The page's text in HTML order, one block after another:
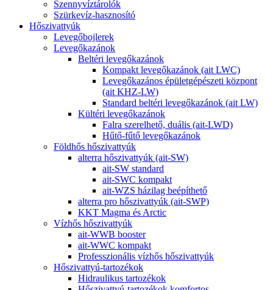
Szennyvíztárolók
Szürkevíz-hasznosító
Hőszivattyúk
Levegőbojlerek
Levegőkazánok
Beltéri levegőkazánok
Kompakt levegőkazánok (ait LWC)
Levegőkazános épületgépészeti központ
(ait KHZ-LW)
Standard beltéri levegőkazánok (ait LW)
Kültéri levegőkazánok
Falra szerelhető, duális (ait-LWD)
Hűtő-fűtő levegőkazánok
Földhős hőszivattyúk
alterra hőszivattyúk (ait-SW)
ait-SW standard
ait-SWC kompakt
ait-WZS házilag beépíthető
alterra pro hőszivattyúk (ait-SWP)
KKT Magma és Arctic
Vízhős hőszivattyúk
ait-WWB booster
ait-WWC kompakt
Professzionális vízhős hőszivattyúk
Hőszivattyú-tartozékok
Hidraulikus tartozékok